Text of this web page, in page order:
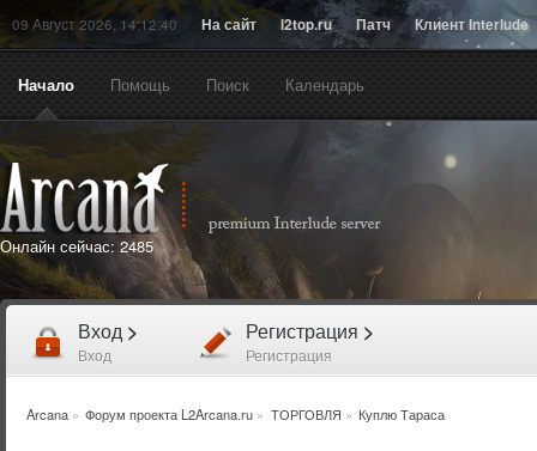
09 Август 2026, 14:12:40 На сайт l2top.ru Патч Клиент Interlude
Начало Помощь Поиск Календарь
Онлайн сейчас: 2485
Вход >
Вход
Регистрация >
Регистрация
Arcana» Форум проекта L2Arcana.ru » ТОРГОВЛЯ » Куплю Тараса